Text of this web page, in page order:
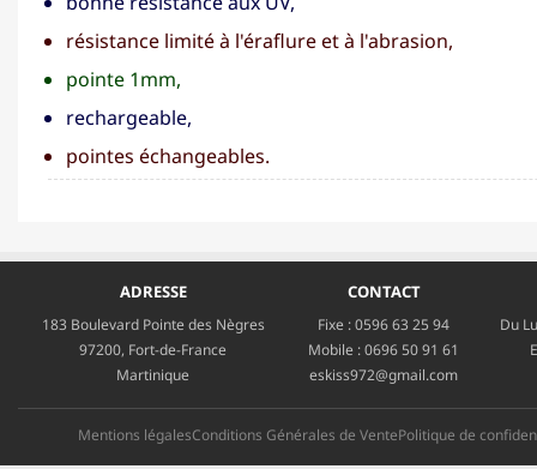
résistance limité à l'éraflure et à l'abrasion,
pointe 1mm,
rechargeable,
pointes échangeables.
ADRESSE
183 Boulevard Pointe des Nègres
97200, Fort-de-France
Martinique
CONTACT
Fixe :0596 63 25 94
Mobile :0696 50 91 61
eskiss972@gmail.com
Du
Mentions légalesConditions Générales de VentePolitique de